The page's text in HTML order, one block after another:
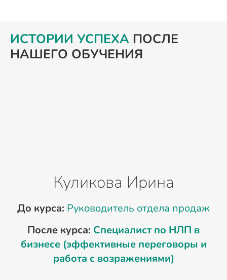
ИСТОРИИ УСПЕХА ПОСЛЕ
НАШЕГО ОБУЧЕНИЯ
Куликова Ирина
До курса: Руководитель отдела продаж
После курса: Специалист по НЛП в
бизнесе (эффективные переговоры и
работа с возражениями)